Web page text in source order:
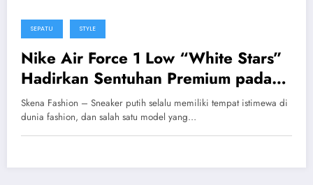
SEPATU STYLE
Nike Air Force 1 Low “White Stars”
Hadirkan Sentuhan Premium pada
Siluet Klasik yang Ikonik
Skena Fashion – Sneaker putih selalu memiliki tempat istimewa di
dunia fashion, dan salah satu model yang…